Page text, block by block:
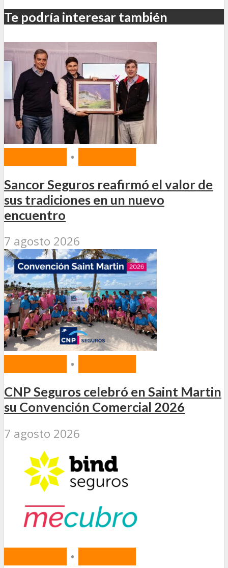
Te podría interesar también
•
Sancor Seguros reafirmó el valor de
sus tradiciones en un nuevo
encuentro
7 agosto 2026
•
CNP Seguros celebró en Saint Martin
su Convención Comercial 2026
7 agosto 2026
•